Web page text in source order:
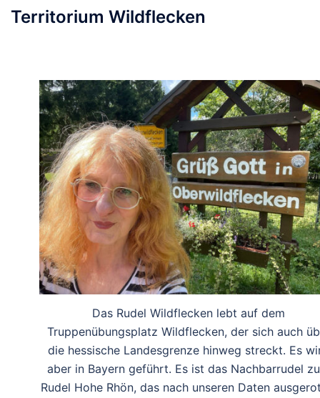
Territorium Wildflecken
Das Rudel Wildflecken lebt auf dem
Truppenübungsplatz Wildflecken, der sich auch
die hessische Landesgrenze hinweg streckt. Es
aber in Bayern geführt. Es ist das Nachbarrudel
Rudel Hohe Rhön, das nach unseren Daten